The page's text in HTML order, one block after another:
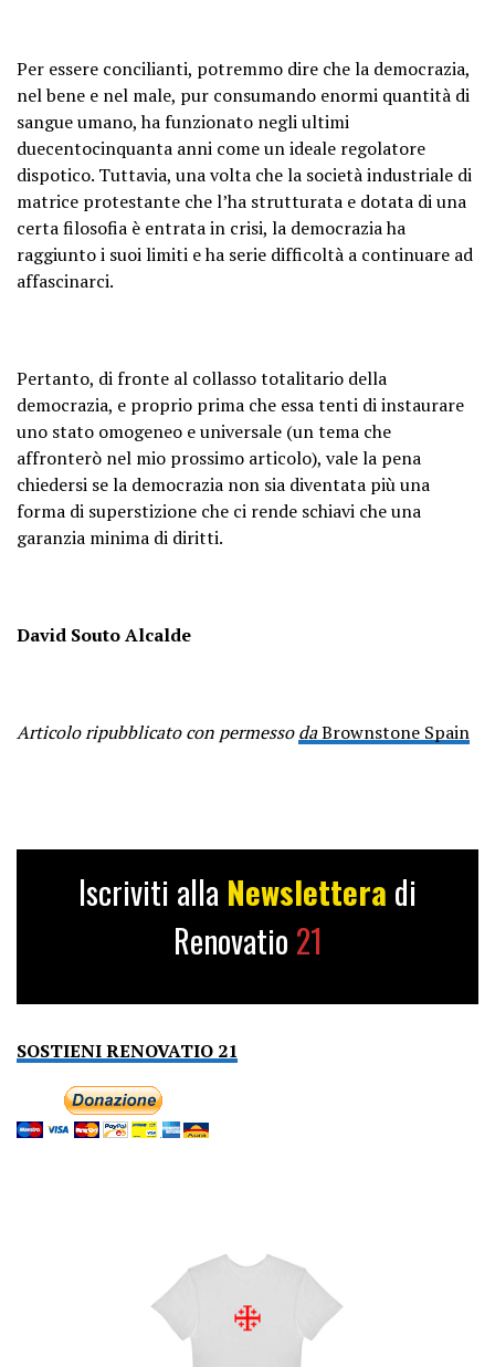
Per essere concilianti, potremmo dire che la democrazia,
nel bene e nel male, pur consumando enormi quantità di
sangue umano, ha funzionato negli ultimi
duecentocinquanta anni come un ideale regolatore
dispotico. Tuttavia, una volta che la società industriale di
matrice protestante che l’ha strutturata e dotata di una
certa filosofia è entrata in crisi, la democrazia ha
raggiunto i suoi limiti e ha serie difficoltà a continuare ad
affascinarci.
Pertanto, di fronte al collasso totalitario della
democrazia, e proprio prima che essa tenti di instaurare
uno stato omogeneo e universale (un tema che
affronterò nel mio prossimo articolo), vale la pena
chiedersi se la democrazia non sia diventata piùuna
forma di superstizione che ci rende schiavi che una
garanzia minima di diritti.
David Souto Alcalde
Articolo ripubblicato con permessodaBrownstone Spain
Iscriviti alla Newslettera di
Renovatio 21
SOSTIENI RENOVATIO 21